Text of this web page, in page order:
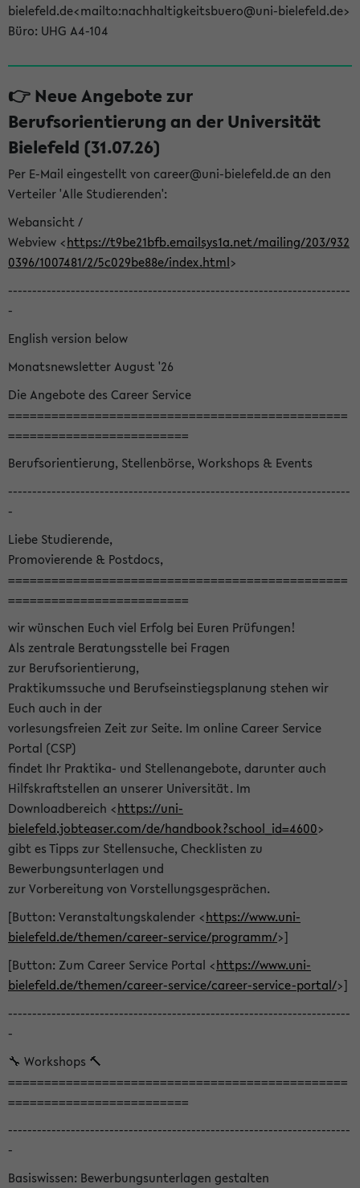
bielefeld.de<mailto:nachhaltigkeitsbuero@uni-bielefeld.de>
Büro: UHG A4-104
👉 Neue Angebote zur
Berufsorientierung an der Universität
Bielefeld (31.07.26)
Per E-Mail eingestellt von career@uni-bielefeld.de an den
Verteiler 'Alle Studierenden':
Webansicht /
Webview <https://t9be21bfb.emailsys1a.net/mailing/203/932
0396/1007481/2/5c029be88e/index.html>
-----------------------------------------------------------------------
-
English version below
Monatsnewsletter August '26
Die Angebote des Career Service
===============================================
=========================
Berufsorientierung, Stellenbörse, Workshops & Events
-----------------------------------------------------------------------
-
Liebe Studierende,
Promovierende & Postdocs,
===============================================
=========================
wir wünschen Euch viel Erfolg bei Euren Prüfungen!
Als zentrale Beratungsstelle bei Fragen
zur Berufsorientierung,
Praktikumssuche und Berufseinstiegsplanung stehen wir
Euch auch in der
vorlesungsfreien Zeit zur Seite. Im online Career Service
Portal (CSP)
findet Ihr Praktika- und Stellenangebote, darunter auch
Hilfskraftstellen an unserer Universität. Im
Downloadbereich <https://uni-
bielefeld.jobteaser.com/de/handbook?school_id=4600>
gibt es Tipps zur Stellensuche, Checklisten zu
Bewerbungsunterlagen und
zur Vorbereitung von Vorstellungsgesprächen.
[Button: Veranstaltungskalender <https://www.uni-
bielefeld.de/themen/career-service/programm/>]
[Button: Zum Career Service Portal <https://www.uni-
bielefeld.de/themen/career-service/career-service-portal/>]
-----------------------------------------------------------------------
-
🔧 Workshops 🔨
===============================================
=========================
-----------------------------------------------------------------------
-
Basiswissen: Bewerbungsunterlagen gestalten